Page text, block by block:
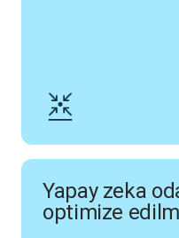
Yapay zeka
optimize